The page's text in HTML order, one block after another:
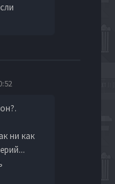
ни как